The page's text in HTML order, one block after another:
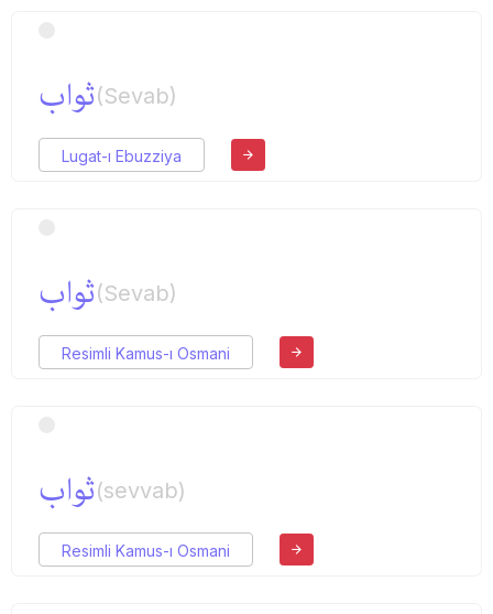
ثواب(Sevab)
Lugat-ı Ebuzziya
ثواب(Sevab)
Resimli Kamus-ı Osmani
ثواب(sevvab)
Resimli Kamus-ı Osmani